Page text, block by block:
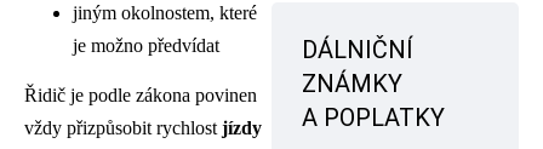
jiným okolnostem, které
je možno předvídat
Řidič je podle zákona povinen
vždy přizpůsobit rychlost jízdy
DÁLNIČNÍ
ZNÁMKY
A POPLATKY